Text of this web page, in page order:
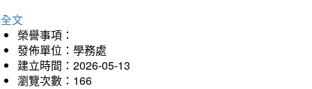
文
榮譽事項：
發佈單位：學務處
建立時間：2026-05-13
瀏覽次數：166